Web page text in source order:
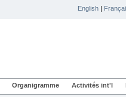
English |
Organigramme Activités int'l